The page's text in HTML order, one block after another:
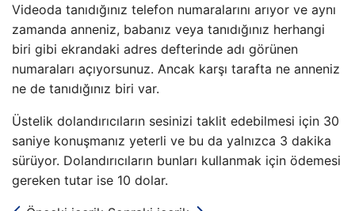
Videoda tanıdığınız telefon numaralarını arıyor ve aynı
zamanda anneniz, babanız veya tanıdığınız herhangi
biri gibi ekrandaki adres defterinde adı görünen
numaraları açıyorsunuz. Ancak karşı tarafta ne anneniz
ne de tanıdığınız biri var.
Üstelik dolandırıcıların sesinizi taklit edebilmesi için 30
saniye konuşmanız yeterli ve bu da yalnızca 3 dakika
sürüyor. Dolandırıcıların bunları kullanmak için ödemesi
gereken tutar ise 10 dolar.